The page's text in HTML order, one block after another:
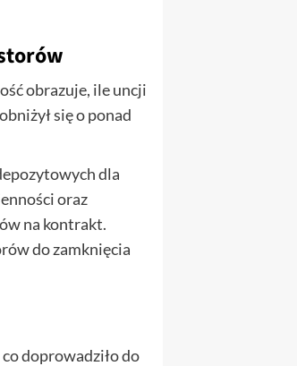
obrazuje, ile uncji
się o ponad
dla
oraz
na kontrakt.
do zamknięcia
doprowadziło do